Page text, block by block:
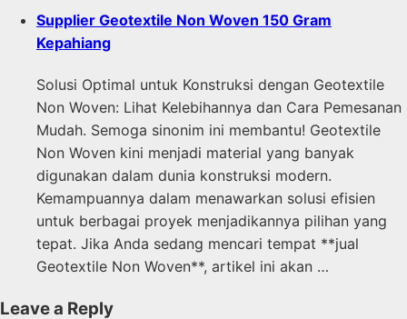
Supplier Geotextile Non Woven 150 Gram
Kepahiang
Solusi Optimal untuk Konstruksi dengan Geotextile
Non Woven: Lihat Kelebihannya dan Cara Pemesanan
Mudah. Semoga sinonim ini membantu! Geotextile
Non Woven kini menjadi material yang banyak
digunakan dalam dunia konstruksi modern.
Kemampuannya dalam menawarkan solusi efisien
untuk berbagai proyek menjadikannya pilihan yang
tepat. Jika Anda sedang mencari tempat **jual
Geotextile Non Woven**, artikel ini akan …
Leave a Reply